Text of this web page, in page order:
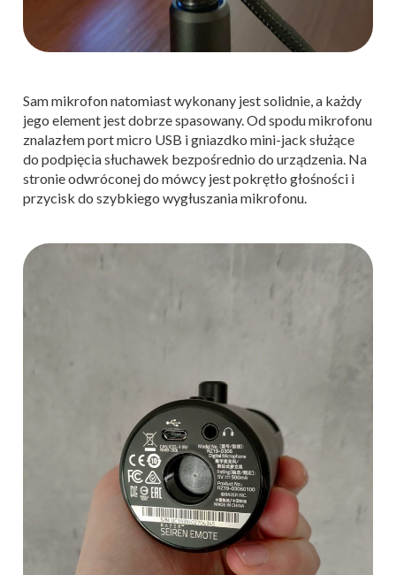
Sam mikrofon natomiast wykonany jest solidnie, a każdy
jego element jest dobrze spasowany. Od spodu mikrofonu
znalazłem port micro USB i gniazdko mini-jack służące
do podpięcia słuchawek bezpośrednio do urządzenia. Na
stronie odwróconej do mówcy jest pokrętło głośności i
przycisk do szybkiego wygłuszania mikrofonu.